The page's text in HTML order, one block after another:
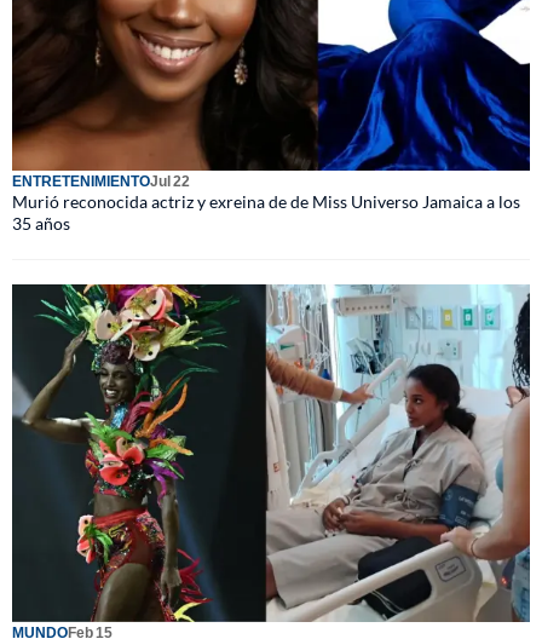
ENTRETENIMIENTOJul 22
Murió reconocida actriz y exreina de de Miss Universo Jamaica a los
35 años
MUNDOFeb 15